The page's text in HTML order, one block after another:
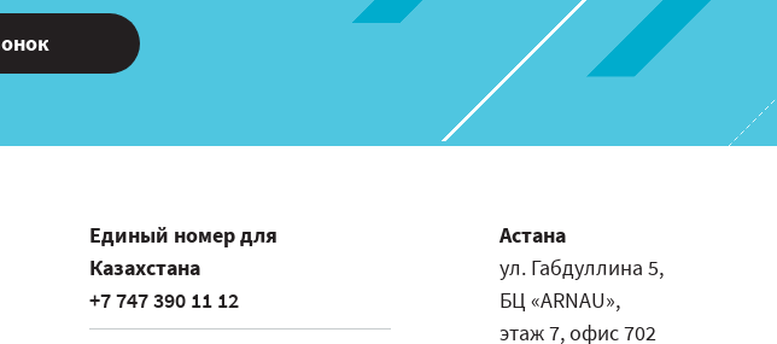
Единый номер для
Казахстана
+7 747 390 11 12
Астана
ул. Габдуллина 5,
БЦ «ARNAU»,
этаж 7, офис 702